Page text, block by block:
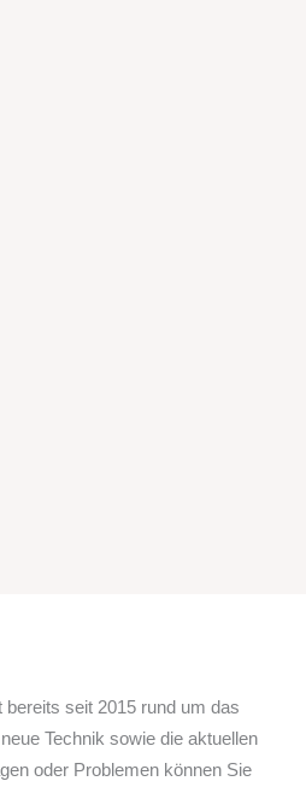
seit 2015 rund um das
Technik sowie die aktuellen
oder Problemen können Sie